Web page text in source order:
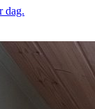
dag.